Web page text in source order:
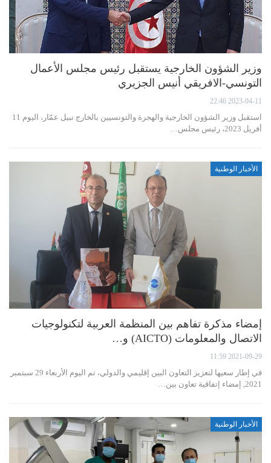
وزير الشؤون الخارجية يستقبل رئيس مجلس الأعمال
التونسي-الافريقي أنيس الجزيري
2023-04-11 22:46
استقبل وزير الشؤون الخارجية والهجرة والتونسيين بالخارج نبيل عمّار، اليوم 11
أفريل 2023، رئيس مجلس…
الأخبار الوطنية
إمضاء مذكرة تفاهم بين المنظمة العربية لتكنولوجيات
الاتصال والمعلومات (AICTO) و…
2021-09-29 11:59
في إطار سعيها لتعزيز التعاون البين إقليمي والدولي، تم اليوم الأربعاء 29 سبتمبر
2021, إمضاء إتفاقية تعاون بين…
الأخبار الوطنية